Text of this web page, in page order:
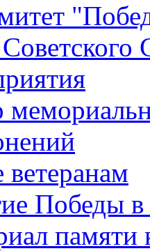
Победы
памяти